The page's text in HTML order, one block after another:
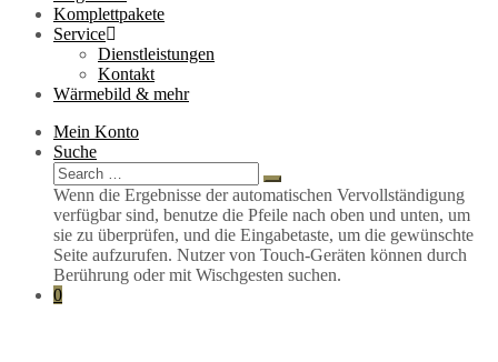
Komplettpakete
Service
Dienstleistungen
Kontakt
Wärmebild & mehr
Mein Konto
Suche
Search
for:
Search
Wenn die Ergebnisse der automatischen Vervollständigung
verfügbar sind, benutze die Pfeile nach oben und unten, um
sie zu überprüfen, und die Eingabetaste, um die gewünschte
Seite aufzurufen. Nutzer von Touch-Geräten können durch
Berührung oder mit Wischgesten suchen.
0